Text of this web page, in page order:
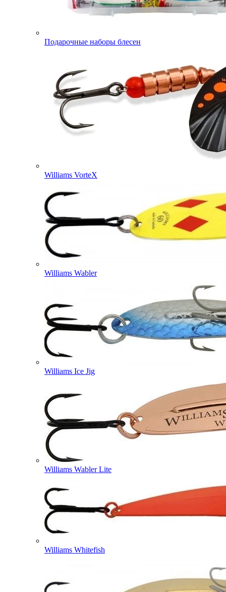
Подарочные наборы блесен
Williams VorteX
Williams Wabler
Williams Ice Jig
Williams Wabler Lite
Williams Whitefish